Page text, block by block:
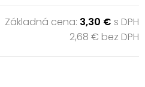
Základná cena: 3,30 € s DPH
2,68 € bez DPH